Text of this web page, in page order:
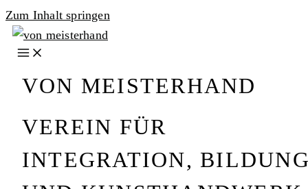
Zum Inhalt springen
VON MEISTERHAND
VEREIN FÜR
INTEGRATION,